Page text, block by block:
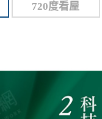
720度看屋